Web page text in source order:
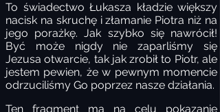
To świadectwo Łukasza kładzie większy
nacisk na skruchę i złamanie Piotra niż na
jego porażkę. Jak szybko się nawrócił!
Być może nigdy nie zaparliśmy się
Jezusa otwarcie, tak jak zrobił to Piotr, ale
jestem pewien, że w pewnym momencie
odrzuciliśmy Go poprzez nasze działania.
Ten fragment ma na celu pokazanie